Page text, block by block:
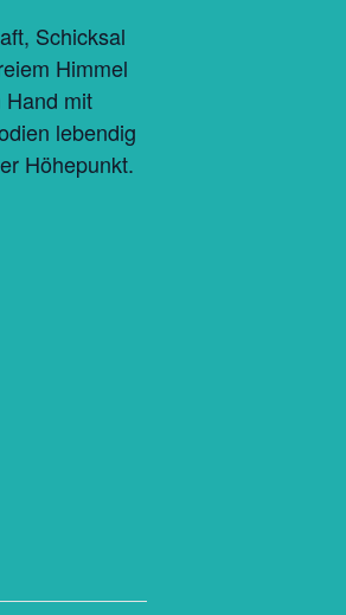
Schicksal
Himmel
Hand mit
lebendig
Höhepunkt.